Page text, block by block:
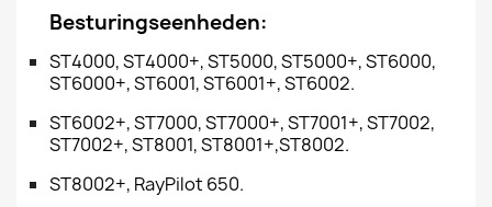
Besturingseenheden:
ST4000, ST4000+, ST5000, ST5000+, ST6000,
ST6000+, ST6001, ST6001+, ST6002.
ST6002+, ST7000, ST7000+, ST7001+, ST7002,
ST7002+, ST8001, ST8001+,ST8002.
ST8002+, RayPilot 650.